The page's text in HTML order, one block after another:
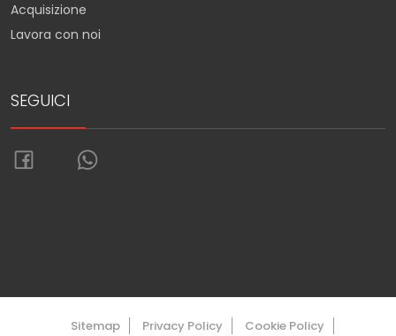
Acquisizione
Lavora con noi
SEGUICI
Sitemap Privacy Policy
Cookie Policy